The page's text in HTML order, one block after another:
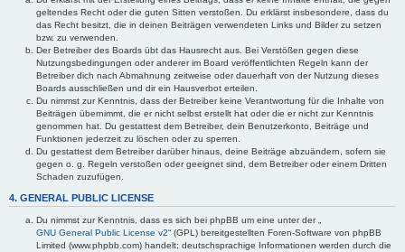
geltendes Recht oder die guten Sitten verstoßen. Du erklärst insbesondere, dass du
das Recht besitzt, die in deinen Beiträgen verwendeten Links und Bilder zu setzen
bzw. zu verwenden.
Der Betreiber des Boards übt das Hausrecht aus. Bei Verstößen gegen diese
Nutzungsbedingungen oder anderer im Board veröffentlichten Regeln kann der
Betreiber dich nach Abmahnung zeitweise oder dauerhaft von der Nutzung dieses
Boards ausschließen und dir ein Hausverbot erteilen.
Du nimmst zur Kenntnis, dass der Betreiber keine Verantwortung für die Inhalte von
Beiträgen übernimmt, die er nicht selbst erstellt hat oder die er nicht zur Kenntnis
genommen hat. Du gestattest dem Betreiber, dein Benutzerkonto, Beiträge und
Funktionen jederzeit zu löschen oder zu sperren.
Du gestattest dem Betreiber darüber hinaus, deine Beiträge abzuändern, sofern sie
gegen o. g. Regeln verstoßen oder geeignet sind, dem Betreiber oder einem Dritten
Schaden zuzufügen.
4. GENERAL PUBLIC LICENSE
Du nimmst zur Kenntnis, dass es sich bei phpBB um eine unter der „
GNU General Public License v2“ (GPL) bereitgestellten Foren-Software von phpBB
Limited (www.phpbb.com) handelt; deutschsprachige Informationen werden durch die